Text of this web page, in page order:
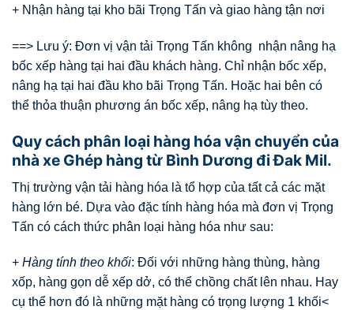
+ Nhận hàng tại kho bãi Trọng Tấn và giao hàng tận nơi
==> Lưu ý: Đơn vị vận tải Trọng Tấn không nhận nâng hạ
bốc xếp hàng tại hai đầu khách hàng. Chỉ nhận bốc xếp,
nâng hạ tại hai đầu kho bãi Trọng Tấn. Hoặc hai bên có
thể thỏa thuận phương án bốc xếp, nâng hạ tùy theo.
Quy cách phân loại hàng hóa vận chuyển của
nhà xe Ghép hàng từ Bình Dương đi Đak Mil.
Thị trường vận tải hàng hóa là tổ hợp của tất cả các mặt
hàng lớn bé. Dựa vào đặc tính hàng hóa mà đơn vị Trọng
Tấn có cách thức phân loại hàng hóa như sau:
+ Hàng tính theo khối: Đối với những hàng thùng, hàng
xốp, hàng gọn dễ xếp dở, có thể chồng chất lên nhau. Hay
cụ thể hơn đó là những mặt hàng có trọng lượng 1 khối<